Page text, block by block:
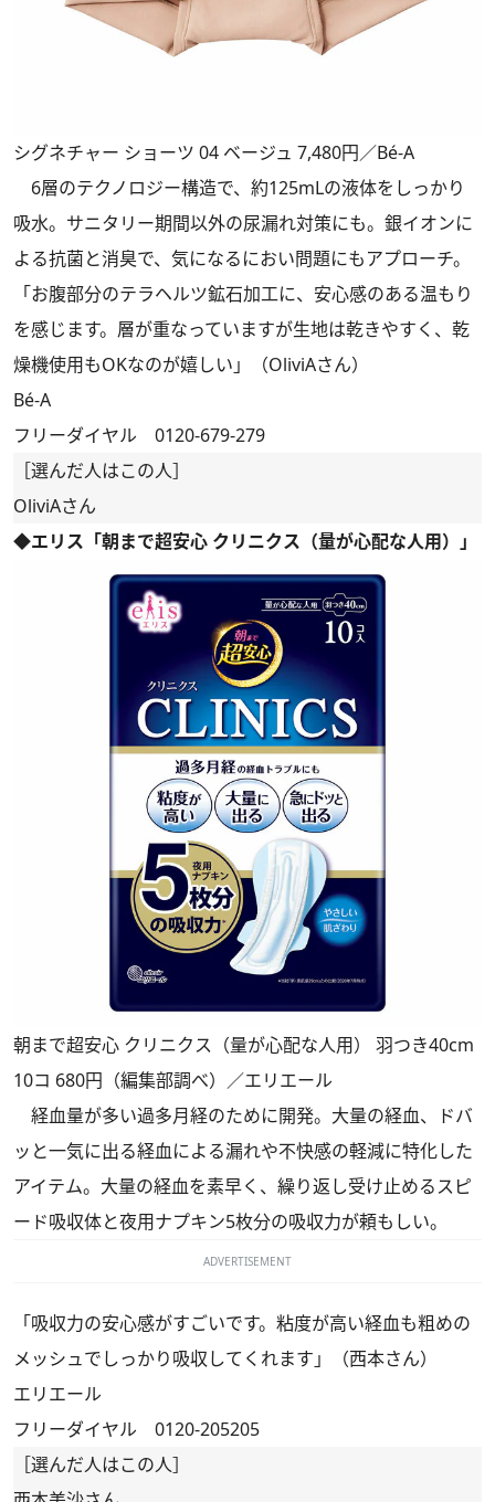
シグネチャー ショーツ 04 ベージュ 7,480円／Bé-A
6層のテクノロジー構造で、約125mLの液体をしっかり
吸水。サニタリー期間以外の尿漏れ対策にも。銀イオンに
よる抗菌と消臭で、気になるにおい問題にもアプローチ。
「お腹部分のテラヘルツ鉱石加工に、安心感のある温もり
を感じます。層が重なっていますが生地は乾きやすく、乾
燥機使用もOKなのが嬉しい」（OliviAさん）
Bé-A
フリーダイヤル 0120-679-279
［選んだ人はこの人］
OliviAさん
◆エリス「朝まで超安心 クリニクス（量が心配な人用）」
朝まで超安心 クリニクス（量が心配な人用） 羽つき40cm
10コ 680円（編集部調べ）／エリエール
経血量が多い過多月経のために開発。大量の経血、ドバ
ッと一気に出る経血による漏れや不快感の軽減に特化した
アイテム。大量の経血を素早く、繰り返し受け止めるスピ
ード吸収体と夜用ナプキン5枚分の吸収力が頼もしい。
ADVERTISEMENT
「吸収力の安心感がすごいです。粘度が高い経血も粗めの
メッシュでしっかり吸収してくれます」（西本さん）
エリエール
フリーダイヤル 0120-205205
［選んだ人はこの人］